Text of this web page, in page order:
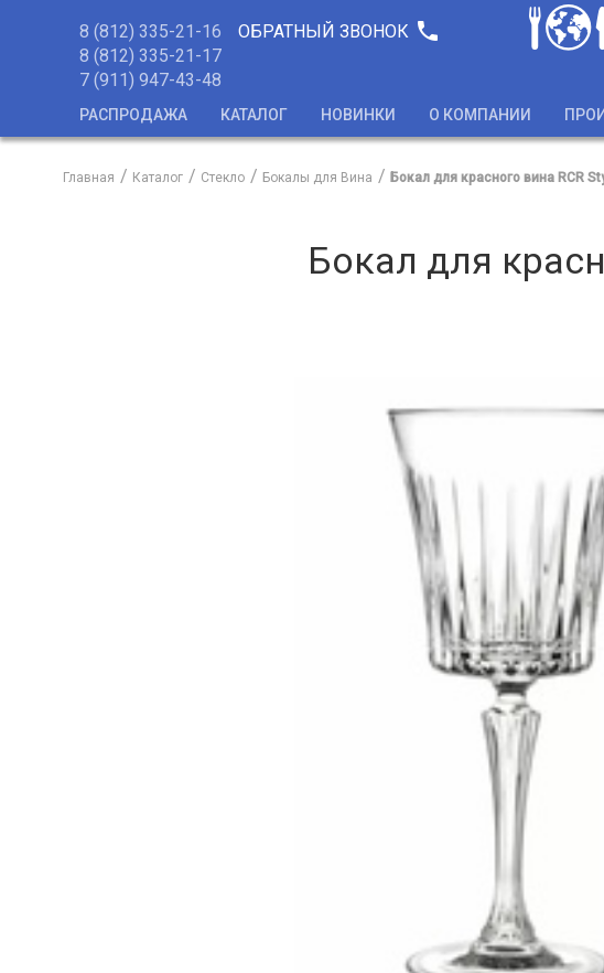
8 (812) 335-21-16
8 (812) 335-21-17
7 (911) 947-43-48
ОБРАТНЫЙ ЗВОНОК phone
РАСПРОДАЖА КАТАЛОГ НОВИНКИ О КОМПАНИИ
Главная Каталог Стекло Бокалы для Вина Бокал для красного вина RCR
Бокал для